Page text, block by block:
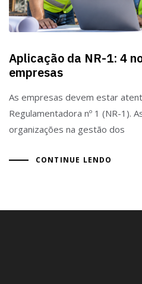
Aplicação da NR-1: 4
empresas
As empresas devem estar
Regulamentadora nº 1 (NR-1).
organizações na gestão dos
CONTINUE LENDO